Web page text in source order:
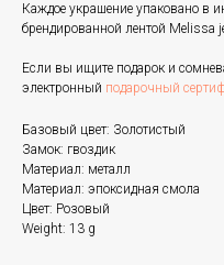
Каждое украшение упаковано в
брендированной лентой Melissa
Если вы ищите подарок и
электронный подарочный
Базовый цвет: Золотистый
Замок: гвоздик
Материал: металл
Материал: эпоксидная смола
Цвет: Розовый
Weight: 13 g